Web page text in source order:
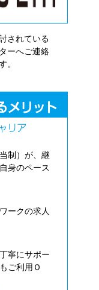
されている
ーへご連絡
。
制）が、継
身のペース
ークの求人
寧にサポー
ご利用Ｏ